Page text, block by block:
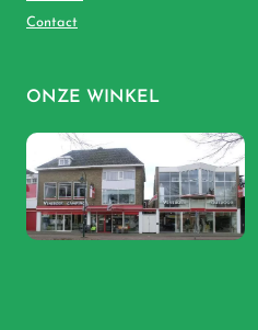
Contact
ONZE WINKEL